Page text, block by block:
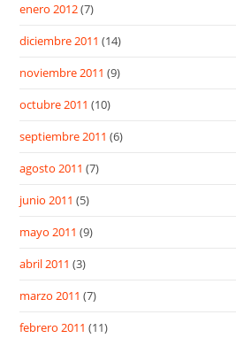
enero 2012(7)
diciembre 2011 (14)
noviembre 2011 (9)
octubre 2011 (10)
septiembre 2011 (6)
agosto 2011 (7)
junio 2011 (5)
mayo 2011 (9)
abril 2011 (3)
marzo 2011 (7)
febrero 2011 (11)